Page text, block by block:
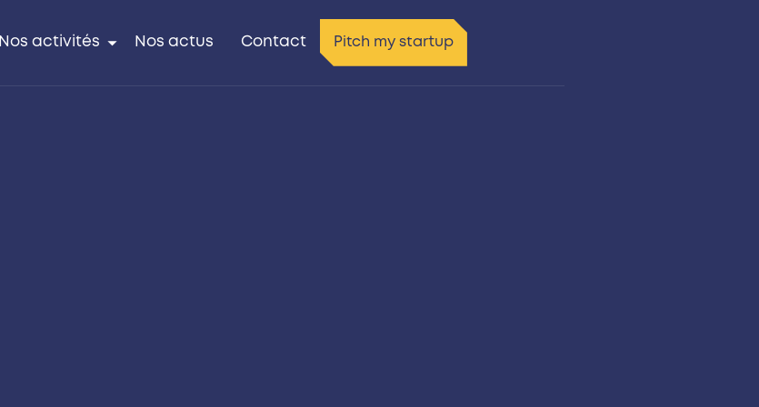
Nos activités Nos actus Contact Pitch my startup